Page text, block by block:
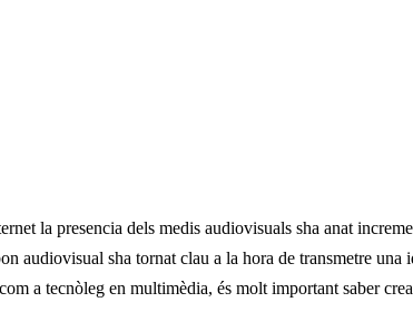
la presencia dels medis audiovisuals sha anat
audiovisual sha tornat clau a la hora de transmetre
a tecnòleg en multimèdia, és molt important saber